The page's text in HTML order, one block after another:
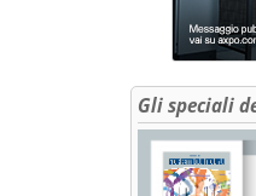
Gli speciali